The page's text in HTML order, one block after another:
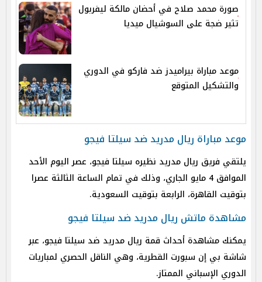
صورة محمد صلاح في أحضان مالكة ليفربول
تثير ضجة على السوشيال ميديا
موعد مباراة بيراميدز ضد فاركو في الدوري
والتشكيل المتوقع
موعد مباراة ريال مدريد ضد سيلتا فيجو
يلتقي فريق ريال مدريد نظيره سيلتا فيجو، عصر اليوم الأحد
الموافق 4 مايو الجاري، وذلك في تمام الساعة الثالثة عصرا
بتوقيت القاهرة، الرابعة بتوقيت السعودية.
مشاهدة ماتش ريال مدريد ضد سيلتا فيجو
يمكنك مشاهدة أحداث قمة ريال مدريد ضد سيلتا فيجو، عبر
شاشة بي إن سبورت القطرية، وهي الناقل الحصري لمباريات
الدوري الإسباني الممتاز.